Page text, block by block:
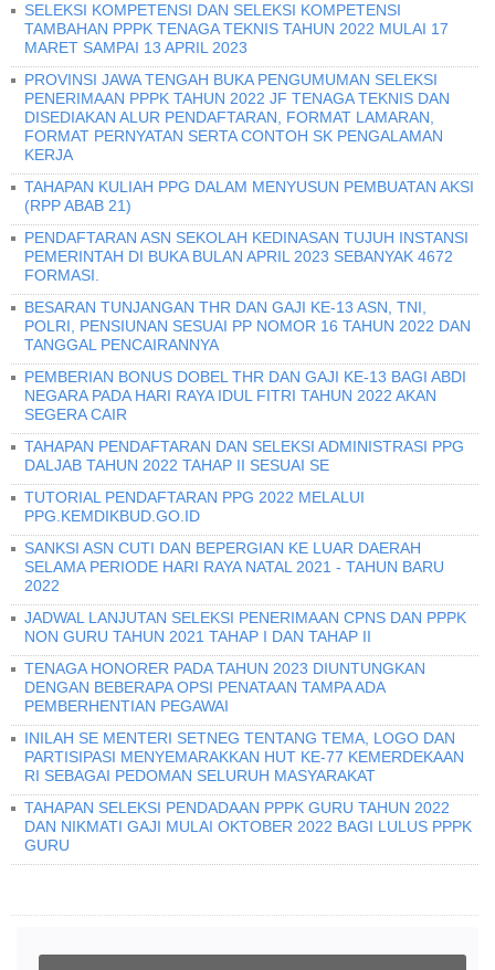
SELEKSI KOMPETENSI DAN SELEKSI KOMPETENSI
TAMBAHAN PPPK TENAGA TEKNIS TAHUN 2022 MULAI 17
MARET SAMPAI 13 APRIL 2023
PROVINSI JAWA TENGAH BUKA PENGUMUMAN SELEKSI
PENERIMAAN PPPK TAHUN 2022 JF TENAGA TEKNIS DAN
DISEDIAKAN ALUR PENDAFTARAN, FORMAT LAMARAN,
FORMAT PERNYATAN SERTA CONTOH SK PENGALAMAN
KERJA
TAHAPAN KULIAH PPG DALAM MENYUSUN PEMBUATAN AKSI
(RPP ABAB 21)
PENDAFTARAN ASN SEKOLAH KEDINASAN TUJUH INSTANSI
PEMERINTAH DI BUKA BULAN APRIL 2023 SEBANYAK 4672
FORMASI.
BESARAN TUNJANGAN THR DAN GAJI KE-13 ASN, TNI,
POLRI, PENSIUNAN SESUAI PP NOMOR 16 TAHUN 2022 DAN
TANGGAL PENCAIRANNYA
PEMBERIAN BONUS DOBEL THR DAN GAJI KE-13 BAGI ABDI
NEGARA PADA HARI RAYA IDUL FITRI TAHUN 2022 AKAN
SEGERA CAIR
TAHAPAN PENDAFTARAN DAN SELEKSI ADMINISTRASI PPG
DALJAB TAHUN 2022 TAHAP II SESUAI SE
TUTORIAL PENDAFTARAN PPG 2022 MELALUI
PPG.KEMDIKBUD.GO.ID
SANKSI ASN CUTI DAN BEPERGIAN KE LUAR DAERAH
SELAMA PERIODE HARI RAYA NATAL 2021 - TAHUN BARU
2022
JADWAL LANJUTAN SELEKSI PENERIMAAN CPNS DAN PPPK
NON GURU TAHUN 2021 TAHAP I DAN TAHAP II
TENAGA HONORER PADA TAHUN 2023 DIUNTUNGKAN
DENGAN BEBERAPA OPSI PENATAAN TAMPA ADA
PEMBERHENTIAN PEGAWAI
INILAH SE MENTERI SETNEG TENTANG TEMA, LOGO DAN
PARTISIPASI MENYEMARAKKAN HUT KE-77 KEMERDEKAAN
RI SEBAGAI PEDOMAN SELURUH MASYARAKAT
TAHAPAN SELEKSI PENDADAAN PPPK GURU TAHUN 2022
DAN NIKMATI GAJI MULAI OKTOBER 2022 BAGI LULUS PPPK
GURU